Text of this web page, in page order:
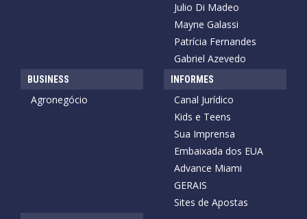
Julio Di Madeo
Mayne Galassi
Patrícia Fernandes
Gabriel Azevedo
BUSINESS
Agronegócio
INFORMES
Canal Jurídico
Kids e Teens
Sua Imprensa
Embaixada dos EUA
Advance Miami
GERAIS
Sites de Apostas